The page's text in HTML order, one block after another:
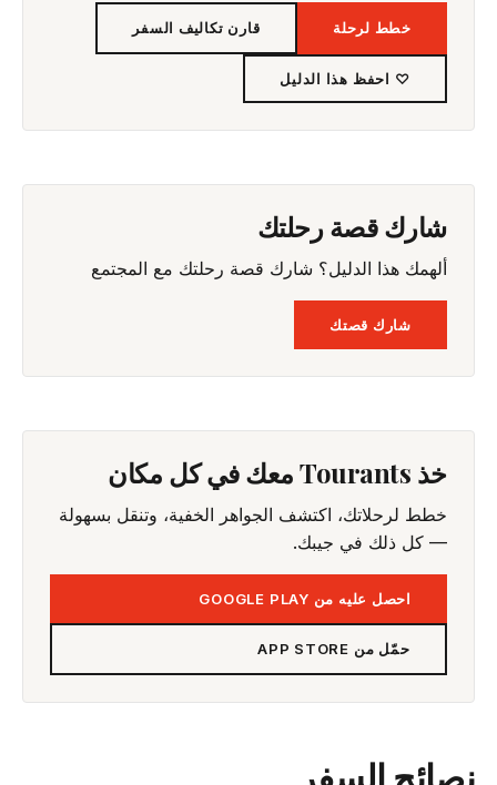
خطط لرحلة قارن تكاليف السفر
♡ احفظ هذا الدليل
شارك قصة رحلتك
ألهمك هذا الدليل؟ شارك قصة رحلتك مع المجتمع
شارك قصتك
خذ Tourants معك في كل مكان
خطط لرحلاتك، اكتشف الجواهر الخفية، وتنقل بسهولة
— كل ذلك في جيبك.
احصل عليه من GOOGLE PLAY
حمّل من APP STORE
نصائح السفر